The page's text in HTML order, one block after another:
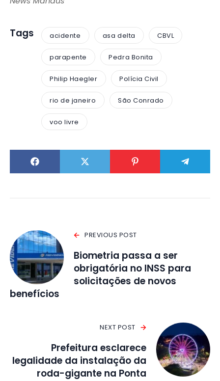
Tags acidente asa delta CBVL
parapente Pedra Bonita
Philip Haegler Polícia Civil
rio de janeiro São Conrado
voo livre
PREVIOUS POST
Biometria passa a ser
obrigatória no INSS para
solicitações de novos
benefícios
NEXT POST
Prefeitura esclarece
legalidade da instalação da
roda-gigante na Ponta